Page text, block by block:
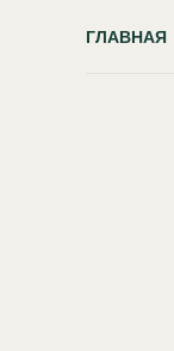
ГЛАВНАЯ